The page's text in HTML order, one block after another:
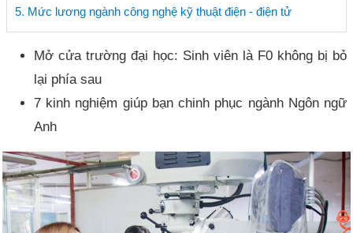
5. Mức lương ngành công nghệ kỹ thuật điện - điện tử
Mở cửa trường đại học: Sinh viên là F0 không bị bỏ
lại phía sau
7 kinh nghiệm giúp bạn chinh phục ngành Ngôn ngữ
Anh